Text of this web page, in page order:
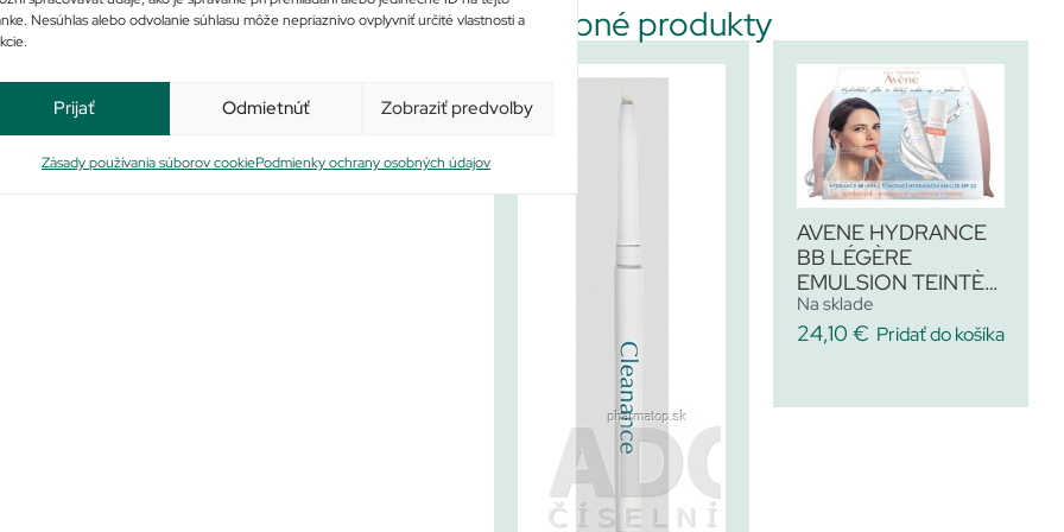
Nesúhlas alebo odvolanie súhlasu môže nepriaznivo ovplyvniť určité vlastnosti a
Prijať Odmietnúť Zobraziť predvoľby
Zásady používania súborov cookiePodmienky ochrany osobných údajov
Podobné produkty
AVENE HYDRANCE
BB LÉGÈRE
EMULSION TEINTÈE
(Akcia)
Na sklade
24,10 € Pridať do košíka